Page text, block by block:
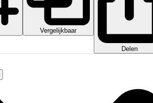
Vergelijkbaar
Delen